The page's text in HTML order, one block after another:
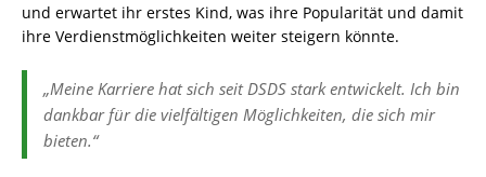
und erwartet ihr erstes Kind, was ihre Popularität und damit
ihre Verdienstmöglichkeiten weiter steigern könnte.
„Meine Karriere hat sich seit DSDS stark entwickelt. Ich bin
dankbar für die vielfältigen Möglichkeiten, die sich mir
bieten.“